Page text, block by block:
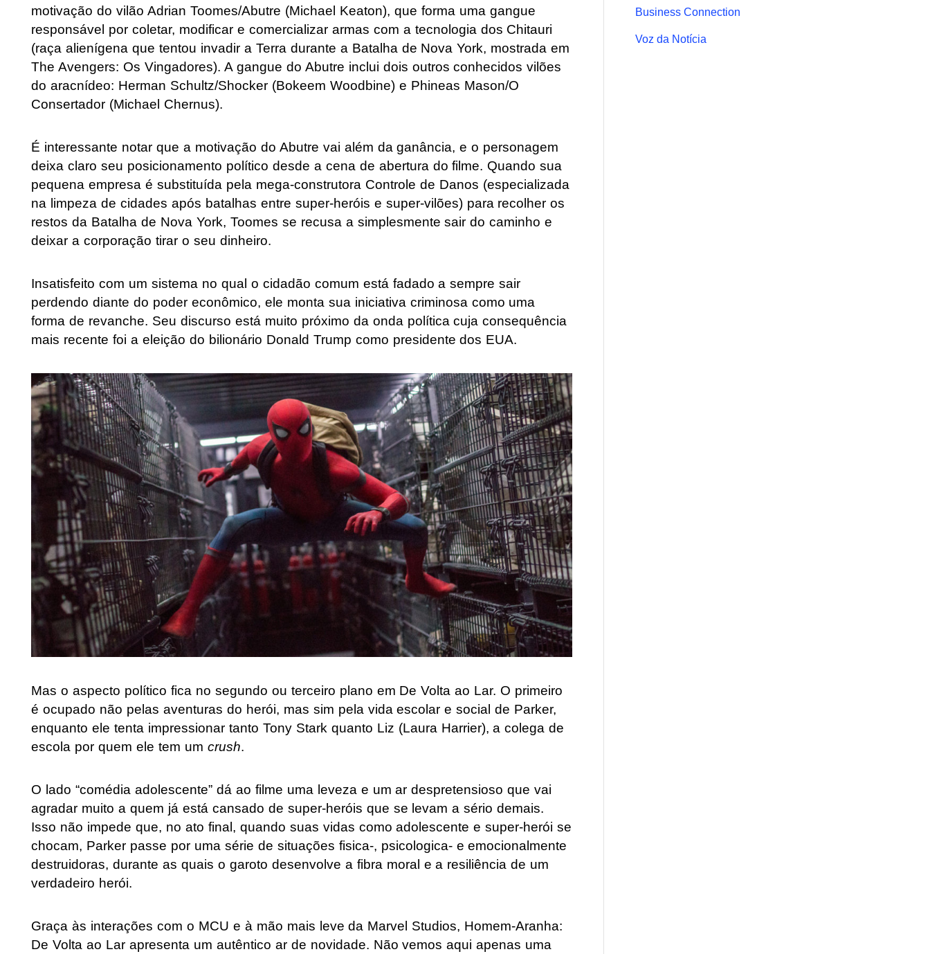
motivação do vilão Adrian Toomes/Abutre (Michael Keaton), que forma uma gangue
responsável por coletar, modificar e comercializar armas com a tecnologia dos Chitauri
(raça alienígena que tentou invadir a Terra durante a Batalha de Nova York, mostrada em
The Avengers: Os Vingadores). A gangue do Abutre inclui dois outros conhecidos vilões
do aracnídeo: Herman Schultz/Shocker (Bokeem Woodbine) e Phineas Mason/O
Consertador (Michael Chernus).
É interessante notar que a motivação do Abutre vai além da ganância, e o personagem
deixa claro seu posicionamento político desde a cena de abertura do filme. Quando sua
pequena empresa é substituída pela mega-construtora Controle de Danos (especializada
na limpeza de cidades após batalhas entre super-heróis e super-vilões) para recolher os
restos da Batalha de Nova York, Toomes se recusa a simplesmente sair do caminho e
deixar a corporação tirar o seu dinheiro.
Insatisfeito com um sistema no qual o cidadão comum está fadado a sempre sair
perdendo diante do poder econômico, ele monta sua iniciativa criminosa como uma
forma de revanche. Seu discurso está muito próximo da onda política cuja consequência
mais recente foi a eleição do bilionário Donald Trump como presidente dos EUA.
Mas o aspecto político fica no segundo ou terceiro plano em De Volta ao Lar. O primeiro
é ocupado não pelas aventuras do herói, mas sim pela vida escolar e social de Parker,
enquanto ele tenta impressionar tanto Tony Stark quanto Liz (Laura Harrier), a colega de
escola por quem ele tem um crush.
O lado “comédia adolescente” dá ao filme uma leveza e um ar despretensioso que vai
agradar muito a quem já está cansado de super-heróis que se levam a sério demais.
Isso não impede que, no ato final, quando suas vidas como adolescente e super-herói se
chocam, Parker passe por uma série de situações fisica-, psicologica- e emocionalmente
destruidoras, durante as quais o garoto desenvolve a fibra moral e a resiliência de um
verdadeiro herói.
Graça às interações com o MCU e à mão mais leve da Marvel Studios, Homem-Aranha:
De Volta ao Lar apresenta um autêntico ar de novidade. Não vemos aqui apenas uma
Business Connection
Voz da Notícia